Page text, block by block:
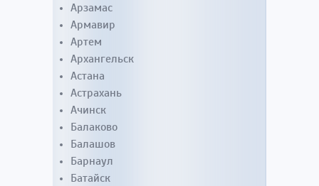
Арзамас
Армавир
Артем
Архангельск
Астана
Астрахань
Ачинск
Балаково
Балашов
Барнаул
Батайск